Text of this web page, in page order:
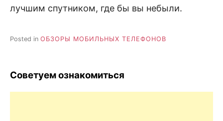
лучшим спутником, где бы вы небыли.
Posted in ОБЗОРЫ МОБИЛЬНЫХ ТЕЛЕФОНОВ
Советуем ознакомиться